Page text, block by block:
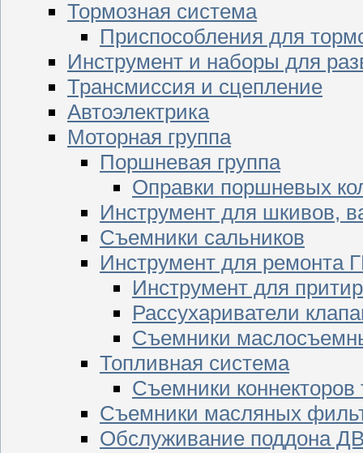
Тормозная система
Приспособления для
Инструмент и наборы для
Трансмиссия и сцепление
Автоэлектрика
Моторная группа
Поршневая группа
Оправки поршневых
Инструмент для шкивов,
Съемники сальников
Инструмент для ремонта
Инструмент для
Рассухариватели
Съемники
Топливная система
Съемники
Съемники масляных
Обслуживание поддона